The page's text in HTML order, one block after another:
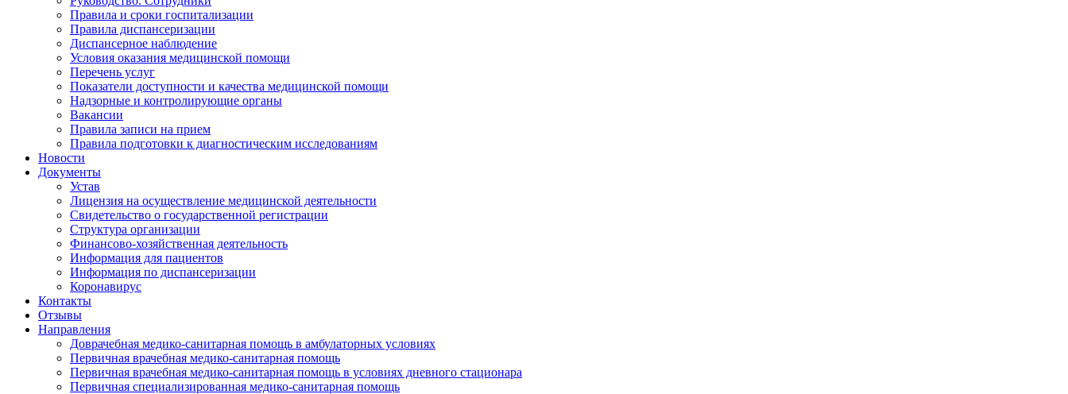
Правила и сроки госпитализации
Правила диспансеризации
Диспансерное наблюдение
Условия оказания медицинской помощи
Перечень услуг
Показатели доступности и качества медицинской помощи
Надзорные и контролирующие органы
Вакансии
Правила записи на прием
Правила подготовки к диагностическим исследованиям
Новости
Документы
Устав
Лицензия на осуществление медицинской деятельности
Свидетельство о государственной регистрации
Структура организации
Финансово-хозяйственная деятельность
Информация для пациентов
Информация по диспансеризации
Коронавирус
Контакты
Отзывы
Направления
Доврачебная медико-санитарная помощь в амбулаторных условиях
Первичная врачебная медико-санитарная помощь
Первичная врачебная медико-санитарная помощь в условиях дневного стационара
Первичная специализированная медико-санитарная помощь